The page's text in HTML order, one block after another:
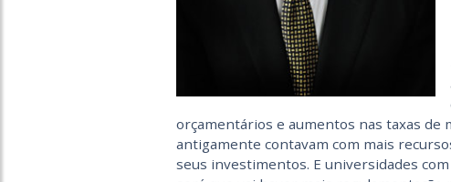
orçamentários e aumentos nas taxas de
antigamente contavam com mais
seus investimentos. E universidades